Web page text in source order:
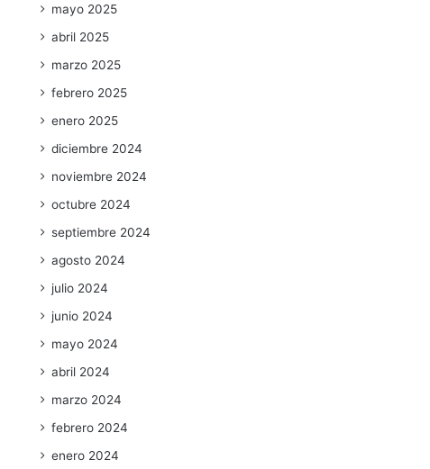
mayo 2025
abril 2025
marzo 2025
febrero 2025
enero 2025
diciembre 2024
noviembre 2024
octubre 2024
septiembre 2024
agosto 2024
julio 2024
junio 2024
mayo 2024
abril 2024
marzo 2024
febrero 2024
enero 2024